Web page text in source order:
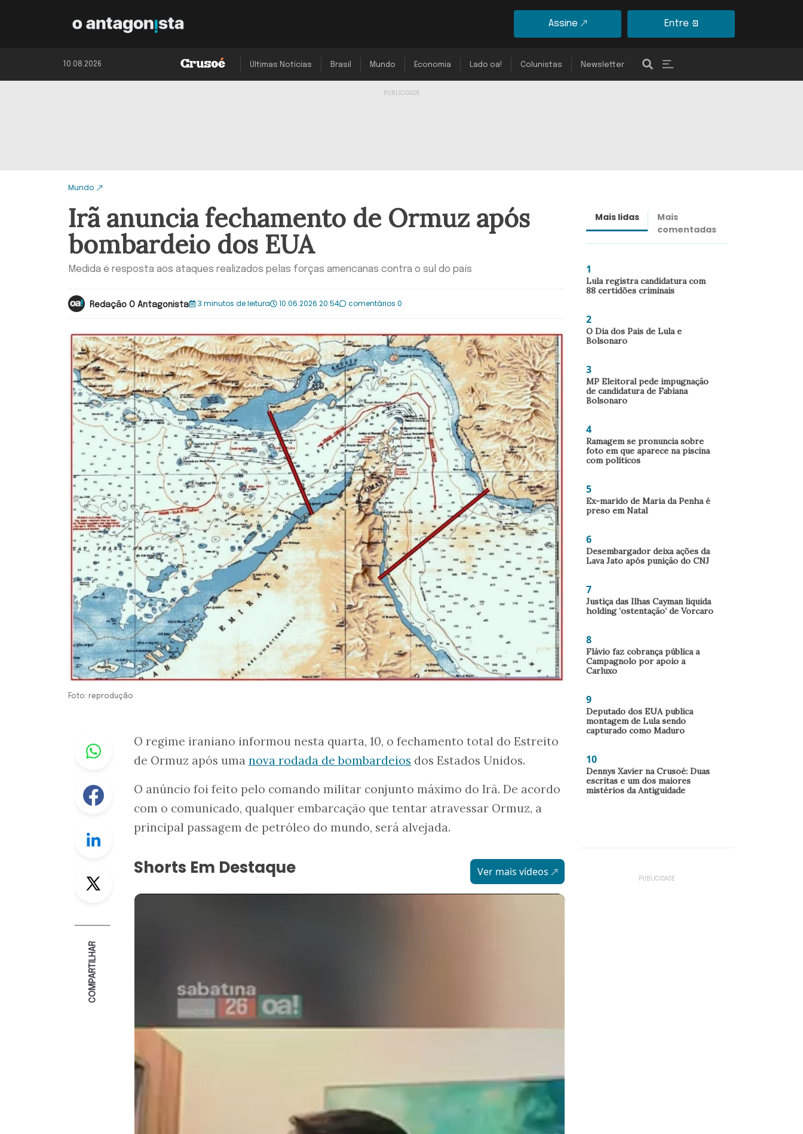
Assine Entre
10.08.2026 Últimas Notícias Brasil Mundo Economia Lado oa! Colunistas Newsletter
Mundo
Irã anuncia fechamento de Ormuz após
bombardeio dos EUA
Medida é resposta aos ataques realizados pelas forças americanas contra o sul do país
Redação O Antagonista 3 minutos de leitura 10.06.2026 20:54 comentários 0
Foto: reprodução
Whastapp
Facebook
Linkedin
Twitter
COMPARTILHAR
O regime iraniano informou nesta quarta, 10, o fechamento total do Estreito
de Ormuz após uma nova rodada de bombardeios dos Estados Unidos.
O anúncio foi feito pelo comando militar conjunto máximo do Irã. De acordo
com o comunicado, qualquer embarcação que tentar atravessar Ormuz, a
principal passagem de petróleo do mundo, será alvejada.
Shorts Em Destaque Ver mais vídeos
Mais lidas
Mais
comentadas
1
Lula registra candidatura com
88 certidões criminais
2
O Dia dos Pais de Lula e
Bolsonaro
3
MP Eleitoral pede impugnação
de candidatura de Fabiana
Bolsonaro
4
Ramagem se pronuncia sobre
foto em que aparece na piscina
com políticos
5
Ex-marido de Maria da Penha é
preso em Natal
6
Desembargador deixa ações da
Lava Jato após punição do CNJ
7
Justiça das Ilhas Cayman liquida
holding ‘ostentação’ de Vorcaro
8
Flávio faz cobrança pública a
Campagnolo por apoio a
Carluxo
9
Deputado dos EUA publica
montagem de Lula sendo
capturado como Maduro
10
Dennys Xavier na Crusoé: Duas
escritas e um dos maiores
mistérios da Antiguidade